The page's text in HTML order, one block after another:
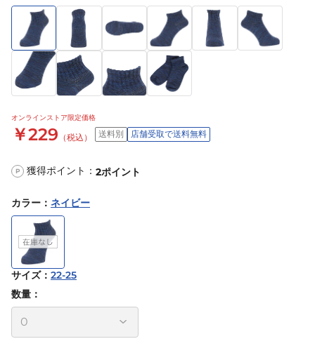
オンラインストア限定価格
￥229 （税込） 送料別 店舗受取で送料無料
P 獲得ポイント： 2ポイント
カラー ： ネイビー
サイズ： 22-25
数量：